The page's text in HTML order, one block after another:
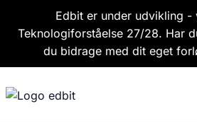
Edbit er under udvikling -
Teknologiforståelse 27/28. Har
du bidrage med dit eget
til